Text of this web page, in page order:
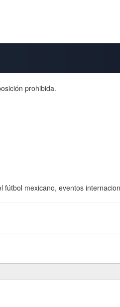
prohibida.
mexicano, eventos